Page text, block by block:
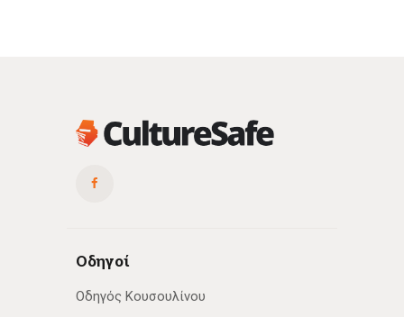
Οδηγοί
Οδηγός Κουσουλίνου